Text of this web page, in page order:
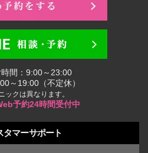
時間：9:00～23:00
～19:00（不定休）
ックは異なります。
予約24時間受付中
タマーサポート